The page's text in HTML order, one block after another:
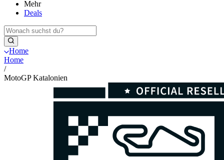
Mehr
Deals
Home
Home
/
MotoGP Katalonien